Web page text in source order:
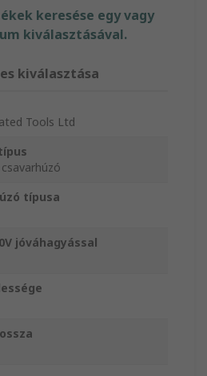
keresése egy vagy
kiválasztásával.
kiválasztása
Tools Ltd
típusa
jóváhagyással